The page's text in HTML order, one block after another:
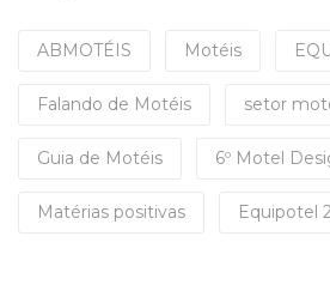
ABMOTÉIS Motéis
Falando de Motéis setor
Guia de Motéis 6º Motel
Matérias positivas Equipotel